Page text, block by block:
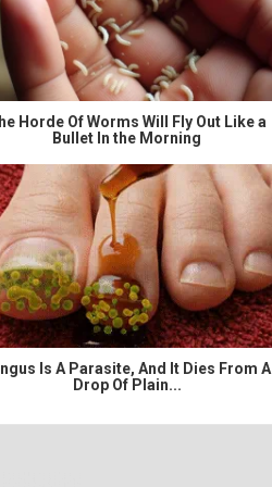
Horde Of Worms Will Fly Out Like a
Bullet In the Morning
Is A Parasite, And It Dies From A
Drop Of Plain...